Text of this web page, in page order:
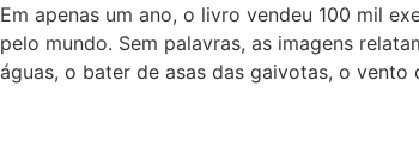
Em apenas um ano, o livro vendeu 100 mil
pelo mundo. Sem palavras, as imagens
águas, o bater de asas das gaivotas, o